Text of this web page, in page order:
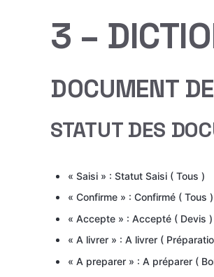
3 –
DOCUMENT
STATUT DES
« Saisi » : Statut Saisi ( Tous )
« Confirme » : Confirmé ( Tous )
« Accepte » : Accepté ( Devis )
« A livrer » : A livrer (
« A preparer » : A préparer (